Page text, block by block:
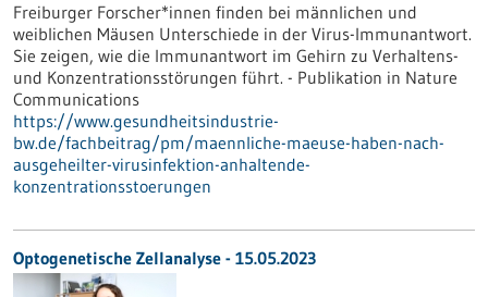
Freiburger Forscher*innen finden bei männlichen und
weiblichen Mäusen Unterschiede in der Virus-Immunantwort.
Sie zeigen, wie die Immunantwort im Gehirn zu Verhaltens-
und Konzentrationsstörungen führt. - Publikation in Nature
Communications
https://www.gesundheitsindustrie-
bw.de/fachbeitrag/pm/maennliche-maeuse-haben-nach-
ausgeheilter-virusinfektion-anhaltende-
konzentrationsstoerungen
Optogenetische Zellanalyse - 15.05.2023